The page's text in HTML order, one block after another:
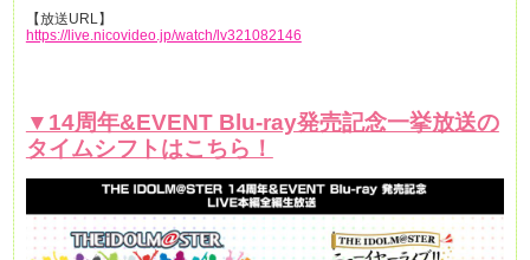
【放送URL】
https://live.nicovideo.jp/watch/lv321082146
▼14周年&EVENT Blu-ray発売記念一挙放送の
タイムシフトはこちら！